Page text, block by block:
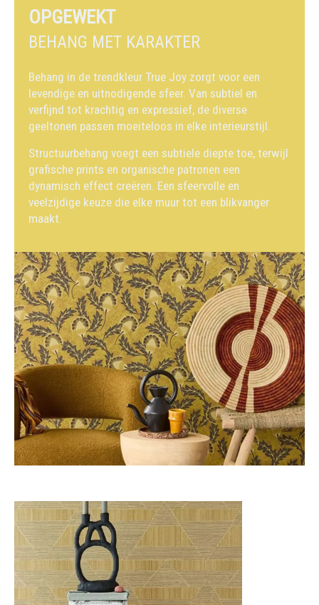
OPGEWEKT
BEHANG MET KARAKTER
Behang in de trendkleur True Joy zorgt voor een
levendige en uitnodigende sfeer. Van subtiel en
verfijnd tot krachtig en expressief, de diverse
geeltonen passen moeiteloos in elke interieurstijl.
Structuurbehang voegt een subtiele diepte toe, terwijl
grafische prints en organische patronen een
dynamisch effect creëren. Een sfeervolle en
veelzijdige keuze die elke muur tot een blikvanger
maakt.